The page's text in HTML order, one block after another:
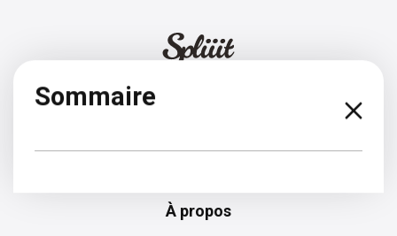
Sommaire
À propos